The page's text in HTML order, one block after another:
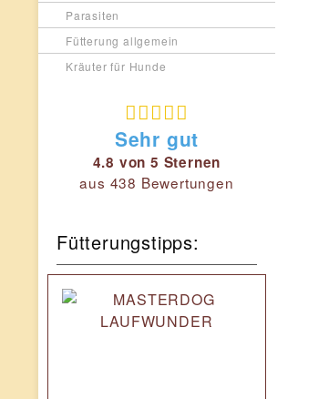
Parasiten
Fütterung allgemein
Kräuter für Hunde
Sehr gut
4.8 von 5 Sternen
aus 438 Bewertungen
Fütterungstipps: